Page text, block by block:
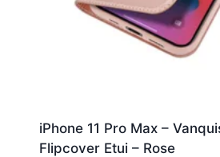
iPhone 11 Pro Max –
Flipcover Etui – Rose